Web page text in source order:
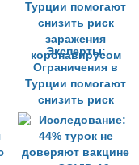
Эксперты:
Ограничения в
Турции помогают
снизить риск
заражения
коронавирусом